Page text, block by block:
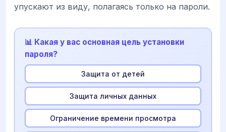
упускают из виду, полагаясь только на пароли.
📊 Какая у вас основная цель установки
пароля?
Защита от детей
Защита личных данных
Ограничение времени просмотра